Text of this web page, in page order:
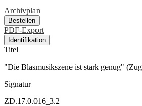
Archivplan
Bestellen
PDF-Export
Identifikation
Titel
"Die Blasmusikszene ist stark genug"
Signatur
ZD.17.0.016_3.2